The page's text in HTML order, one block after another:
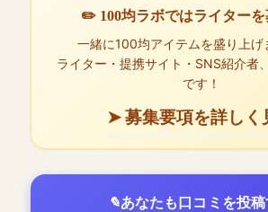
✏️ 100均ラボではライターを
一緒に100均アイテムを盛り上げ
ライター・提携サイト・SNS紹介者
です！
➤ 募集要項を詳しく
あなたも口コミを投稿